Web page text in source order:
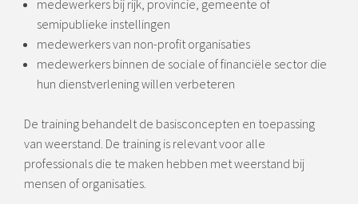
medewerkers bij rijk, provincie, gemeente of
semipublieke instellingen
medewerkers van non-profit organisaties
medewerkers binnen de sociale of financiële sector die
hun dienstverlening willen verbeteren
De training behandelt de basisconcepten en toepassing
van weerstand. De training is relevant voor alle
professionals die te maken hebben met weerstand bij
mensen of organisaties.